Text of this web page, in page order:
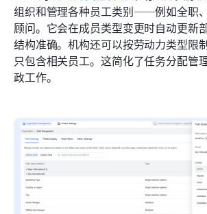
组织和管理各种员工类别——例如全职
顾问。它会在成员类型变更时自动更新
结构准确。机构还可以按劳动力类型限
只包含相关员工。这简化了任务分配管
政工作。